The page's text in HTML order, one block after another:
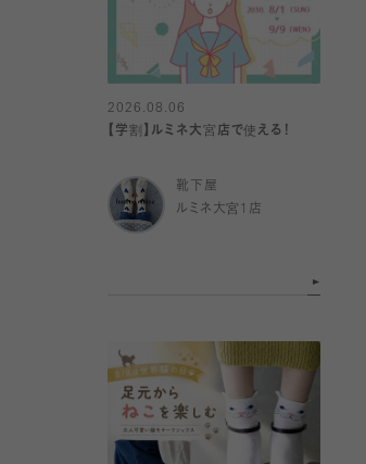
2026.08.06
【学割】ルミネ大宮店で使える！
靴下屋
ルミネ大宮1店